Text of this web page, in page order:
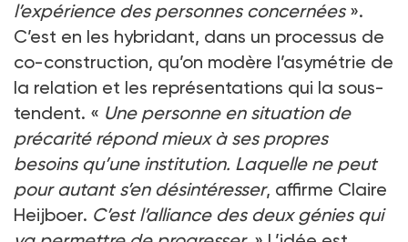
l’expérience des personnes concernées».
C’est en les hybridant, dans un processus de
co-construction, qu’on modère l’asymétrie de
la relation et les représentations qui la sous-
tendent. « Une personne en situation de
précarité répond mieux à ses propres
besoins qu’une institution. Laquelle ne peut
pour autant s’en désintéresser, affirme Claire
Heijboer. C’est l’alliance des deux génies qui